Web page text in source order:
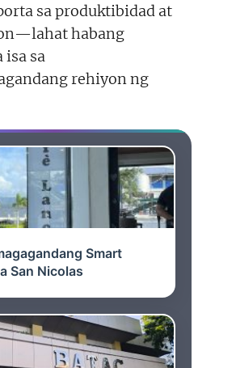
sa produktibidad at
habang
isa sa
rehiyon ng
Smart
San Nicolas